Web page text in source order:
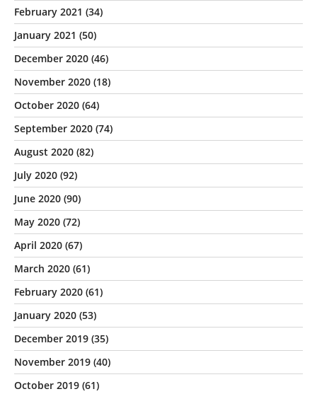
February 2021 (34)
January 2021 (50)
December 2020 (46)
November 2020 (18)
October 2020 (64)
September 2020 (74)
August 2020 (82)
July 2020 (92)
June 2020 (90)
May 2020 (72)
April 2020 (67)
March 2020 (61)
February 2020 (61)
January 2020 (53)
December 2019 (35)
November 2019 (40)
October 2019 (61)